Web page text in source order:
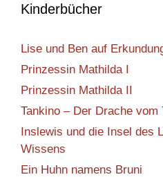
Kinderbücher
Lise und Ben auf
Prinzessin Mathilda I
Prinzessin Mathilda II
Tankino – Der Drache vom
Inslewis und die Insel des
Wissens
Ein Huhn namens Bruni